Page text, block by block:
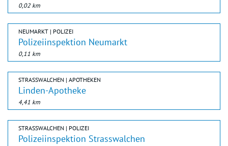
0,02 km
NEUMARKT | POLIZEI
Polizeiinspektion Neumarkt
0,11 km
STRASSWALCHEN | APOTHEKEN
Linden-Apotheke
4,41 km
STRASSWALCHEN | POLIZEI
Polizeiinspektion Strasswalchen